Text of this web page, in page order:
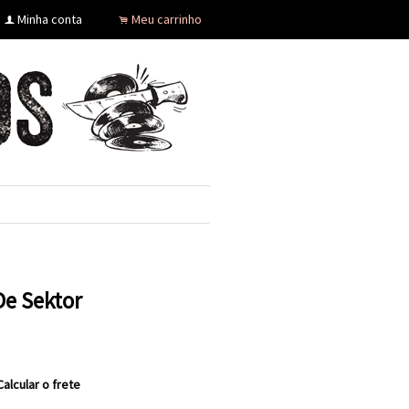
f Minha conta . Meu carrinho
Sektor
o frete